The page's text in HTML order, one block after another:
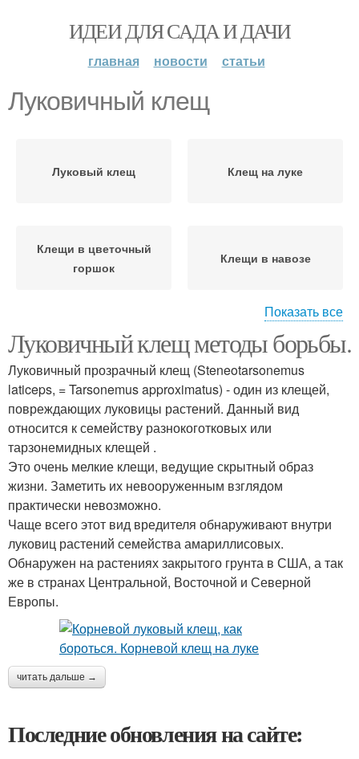
ИДЕИ ДЛЯ САДА И ДАЧИ
главная новости статьи
Луковичный клещ
Луковый клещ Клещ на луке
Клещи в цветочный
горшок
Клещи в навозе
Почвенные клещи
Борьба с почвенным
клещом
Показать все
Луковичный клещ методы борьбы.
Луковичный прозрачный клещ (Steneotarsonemus
laticeps, = Tarsonemus approximatus) - один из клещей,
повреждающих луковицы растений. Данный вид
относится к семейству разнокоготковых или
тарзонемидных клещей .
Это очень мелкие клещи, ведущие скрытный образ
жизни. Заметить их невооруженным взглядом
практически невозможно.
Чаще всего этот вид вредителя обнаруживают внутри
луковиц растений семейства амариллисовых.
Обнаружен на растениях закрытого грунта в США, а так
же в странах Центральной, Восточной и Северной
Европы.
читать дальше →
Последние обновления на сайте: